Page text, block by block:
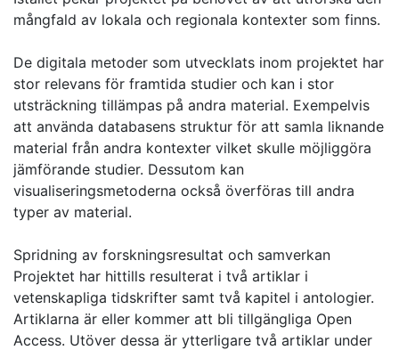
mångfald av lokala och regionala kontexter som finns.
De digitala metoder som utvecklats inom projektet har
stor relevans för framtida studier och kan i stor
utsträckning tillämpas på andra material. Exempelvis
att använda databasens struktur för att samla liknande
material från andra kontexter vilket skulle möjliggöra
jämförande studier. Dessutom kan
visualiseringsmetoderna också överföras till andra
typer av material.
Spridning av forskningsresultat och samverkan
Projektet har hittills resulterat i två artiklar i
vetenskapliga tidskrifter samt två kapitel i antologier.
Artiklarna är eller kommer att bli tillgängliga Open
Access. Utöver dessa är ytterligare två artiklar under